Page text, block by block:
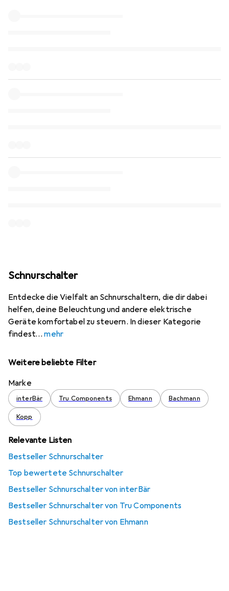
Schnurschalter
Entdecke die Vielfalt an Schnurschaltern, die dir dabei
helfen, deine Beleuchtung und andere elektrische
Geräte komfortabel zu steuern. In dieser Kategorie
findest
mehr
Weitere beliebte Filter
Marke
interBär Tru Components Ehmann Bachmann
Kopp
Relevante Listen
Bestseller Schnurschalter
Top bewertete Schnurschalter
Bestseller Schnurschalter von interBär
Bestseller Schnurschalter von Tru Components
Bestseller Schnurschalter von Ehmann